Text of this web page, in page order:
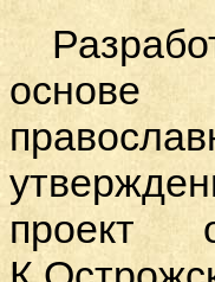
основе
проект